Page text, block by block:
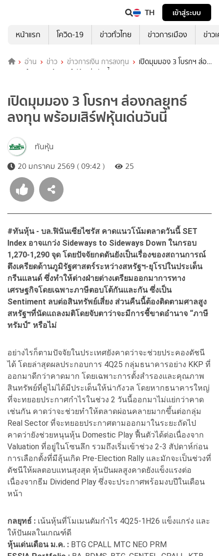
TH
เข้าสู่ระบบ
หน้าแรก
โควิด-19 ข่าวทั่วไทย ข่าวการเมือง ข่าว
อ่าน ข่าว ข่าวการเงิน การลงทุน
เปิดมุมมอง 3 โบรกฯ ส่อง
กลยุทธ์ลงทุน พร้อมเสิร์ฟหุ้นเด่นวันนี้
เปิดมุมมอง 3 โบรกฯ ส่องกลยุทธ์
ลงทุน พร้อมเสิร์ฟหุ้นเด่นวันนี้
ทันหุ้น
20 มกราคม 2569 ( 09:42 )
25
#ทันหุ้น - บล.ฟินันเซียไซรัส คาดแนวโน้มตลาดวันนี้ SET
Index อาจแกว่ง Sideways to Sideways Down ในกรอบ
1,270-1,290 จุด โดยปัจจัยกดดันยังเป็นเรื่องของสถานการณ์
ตึงเครียดด้านภูมิรัฐศาสตร์ระหว่างสหรัฐฯ-ยุโรปในประเด็น
กรีนแลนด์ ซึ่งทำให้ต่างฝ่ายต่างเตรียมออกมาการทาง
เศรษฐกิจโดยเฉพาะภาษีตอบโต้กันและกัน ซึ่งเป็น
Sentiment ลบต่อสินทรัพย์เสี่ยง ส่วนคืนนี้ต้องติดตามศาลสูง
สหรัฐฯที่นัดแถลงมติโดยจับตาว่าจะมีการชี้ขาดอำนาจ “ภาษี
ทรัมป์” หรือไม่
อย่างไรก็ตามปัจจัยในประเทศยังคาดว่าจะช่วยประคองดัชนี
ได้ โดยล่าสุดผลประกอบการ 4Q25 กลุ่มธนาคารอย่าง KKP ที่
ออกมาดีกว่าคาดมาก โดยเฉพาะการตั้งสำรองและคุณภาพ
สินทรัพย์ที่ดูไม่ได้มีประเด็นให้น่ากังวล โดยหากธนาคารใหญ่
ที่จะทยอยประกาศกำไรในช่วง 2 วันนี้ออกมาไม่แย่กว่าคาด
เช่นกัน คาดว่าจะช่วยทำให้ตลาดผ่อนคลายมากขึ้นต่อกลุ่ม
Real Sector ที่จะทยอยประกาศตามออกมาในระยะถัดไป
คาดว่ายังช่วยหนุนหุ้น Domestic Play ฟื้นตัวได้ต่อเนื่องจาก
Valuation ที่อยู่ในโซนลึก รวมถึงเริ่มเข้าช่วง 2-3 สัปดาห์ก่อน
การเลือกตั้งที่มีลุ้นเกิด Pre-Election Rally และมักจะเป็นช่วงที่
ดัชนีให้ผลตอบแทนสุงสุด หุ้นปันผลสูงคาดยังแข็งแรงต่อ
เนื่องจากธีม Dividend Play ซึ่งจะประกาศพร้อมงบปีในเดือน
หน้า
กลยุทธ์ : เน้นหุ้นที่โมเมนตัมกำไร 4Q25-1H26 แข็งแกร่ง และ
ให้ปันผลในเกณฑ์ดี
หุ้นเด่นเดือน ม.ค. : BTG CPALL MTC NEO PRM